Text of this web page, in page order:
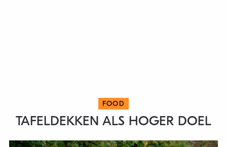
FOOD
TAFELDEKKEN ALS HOGER DOEL